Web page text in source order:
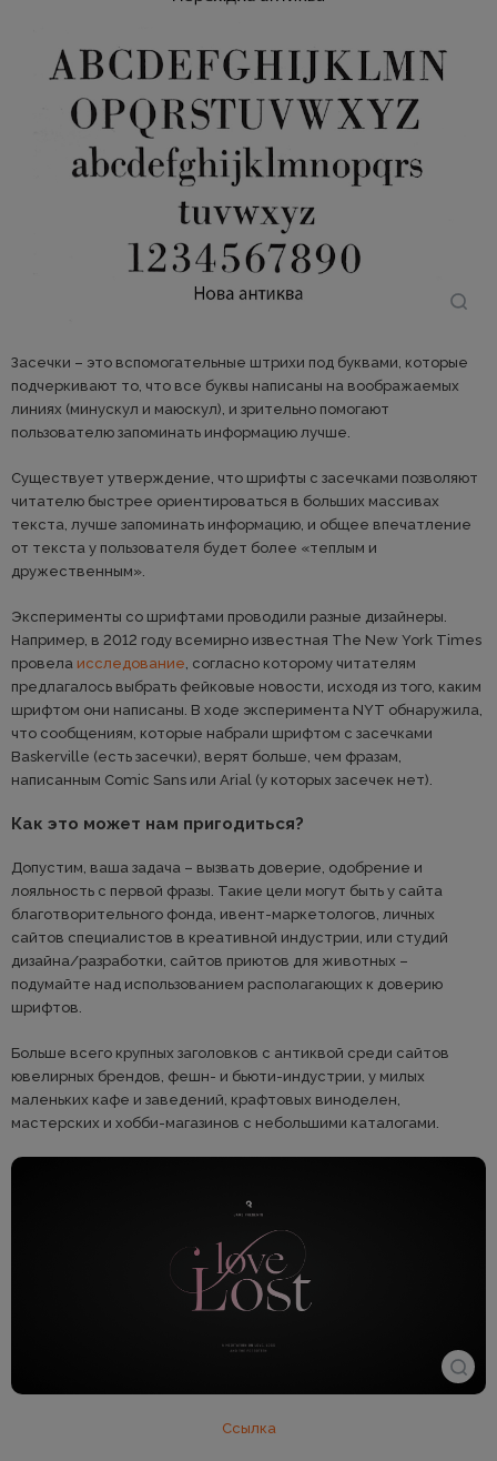
Засечки – это вспомогательные штрихи под буквами, которые
подчеркивают то, что все буквы написаны на воображаемых
линиях (минускул и маюскул), и зрительно помогают
пользователю запоминать информацию лучше.
Существует утверждение, что шрифты с засечками позволяют
читателю быстрее ориентироваться в больших массивах
текста, лучше запоминать информацию, и общее впечатление
от текста у пользователя будет более «теплым и
дружественным».
Эксперименты со шрифтами проводили разные дизайнеры.
Например, в 2012 году всемирно известная The New York Times
провела исследование, согласно которому читателям
предлагалось выбрать фейковые новости, исходя из того, каким
шрифтом они написаны. В ходе эксперимента NYT обнаружила,
что сообщениям, которые набрали шрифтом с засечками
Baskerville (есть засечки), верят больше, чем фразам,
написанным Comic Sans или Arial (у которых засечек нет).
Как это может нам пригодиться?
Допустим, ваша задача – вызвать доверие, одобрение и
лояльность с первой фразы. Такие цели могут быть у сайта
благотворительного фонда, ивент-маркетологов, личных
сайтов специалистов в креативной индустрии, или студий
дизайна/разработки, сайтов приютов для животных –
подумайте над использованием располагающих к доверию
шрифтов.
Больше всего крупных заголовков с антиквой среди сайтов
ювелирных брендов, фешн- и бьюти-индустрии, у милых
маленьких кафе и заведений, крафтовых виноделен,
мастерских и хобби-магазинов с небольшими каталогами.
Ссылка